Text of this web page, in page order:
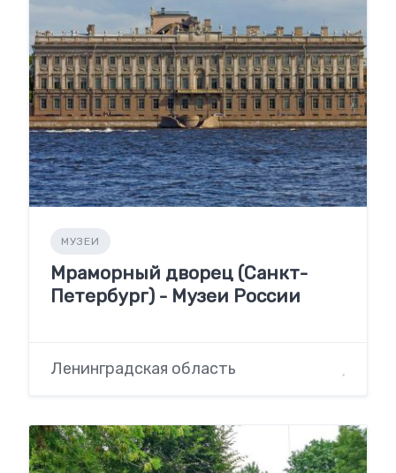
МУЗЕИ
Мраморный дворец (Санкт-
Петербург) - Музеи России
Ленинградская область